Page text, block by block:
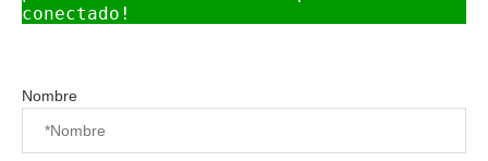
conectado!
Nombre